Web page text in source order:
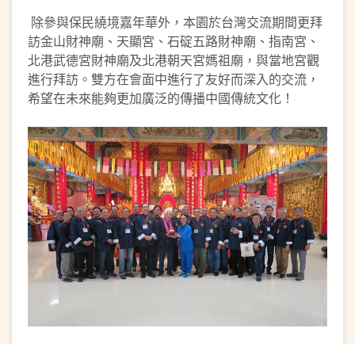
除參與保民繞境嘉年華外，本園於台灣交流期間更拜
訪金山財神廟、天顯宮、石碇五路財神廟、指南宮、
北港武德宮財神廟及北港朝天宮媽祖廟，與當地宮觀
進行拜訪。雙方在會面中進行了友好而深入的交流，
希望在未來能夠更加廣泛的傳播中國傳統文化！